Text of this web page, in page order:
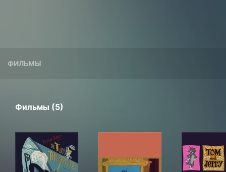
ФИЛЬМЫ
Фильмы (5)